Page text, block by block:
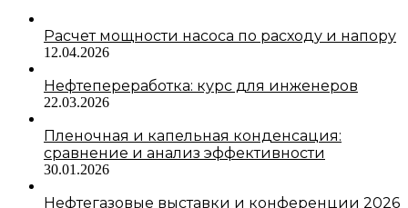
Расчет мощности насоса по расходу и напору
12.04.2026
Нефтепереработка: курс для инженеров
22.03.2026
Пленочная и капельная конденсация:
сравнение и анализ эффективности
30.01.2026
Нефтегазовые выставки и конференции 2026